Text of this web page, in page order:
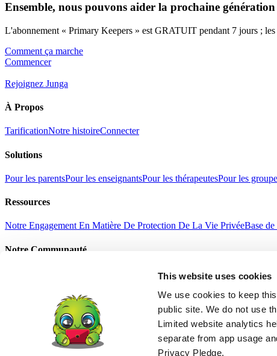
This website uses cookies
We use cookies to keep
public site. We do not use
Limited website analytics
separate from app usage
Privacy Pledge.
Ensemble, nous pouvons aider la prochaine
L'abonnement « Primary Keepers » est GRATUIT pendant 7 jours ;
Comment ça marche
Commencer
Rejoignez Junga
À Propos
TarificationNotre histoireConnecter
Solutions
Pour les parentsPour les enseignantsPour les thérapeutesPour les
Ressources
Notre Engagement En Matière De Protection De La Vie PrivéeBase de
Notre Communauté
Cadeau JungaActualités